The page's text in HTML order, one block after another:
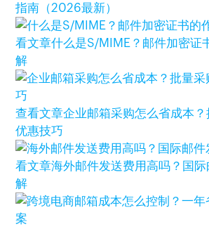
指南（2026最新）
看文章什么是S/MIME？邮件加密证
解
查看文章企业邮箱采购怎么省成本
优惠技巧
看文章海外邮件发送费用高吗？国
解